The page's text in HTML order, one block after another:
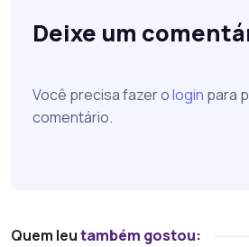
Deixe um
Você precisa fazer ologin para
comentário.
Quem leutambém gostou: